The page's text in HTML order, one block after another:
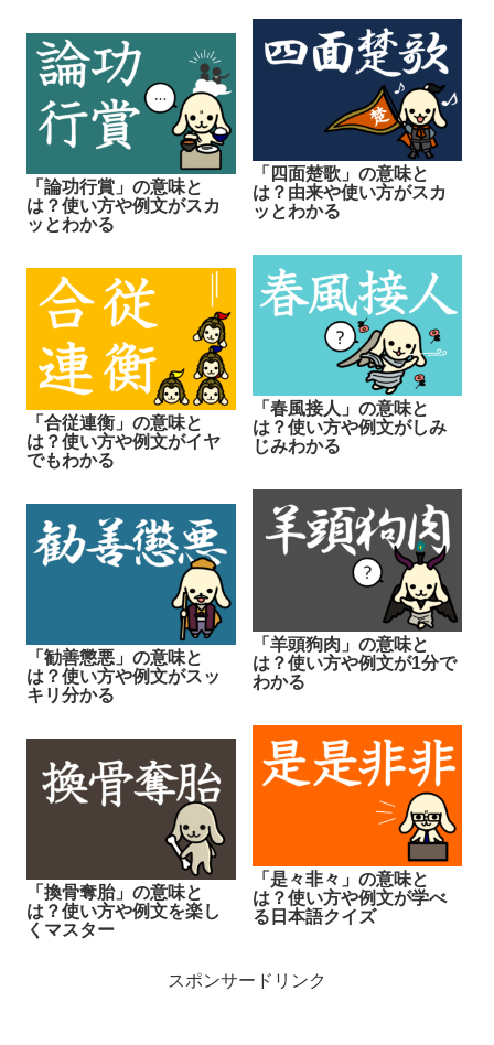
「四面楚歌」の意味と
は？由来や使い方がスカ
ッとわかる
「論功行賞」の意味と
は？使い方や例文がスカ
ッとわかる
「春風接人」の意味と
は？使い方や例文がしみ
じみわかる
「合従連衡」の意味と
は？使い方や例文がイヤ
でもわかる
「羊頭狗肉」の意味と
は？使い方や例文が1分で
わかる
「勧善懲悪」の意味と
は？使い方や例文がスッ
キリ分かる
「是々非々」の意味と
は？使い方や例文が学べ
る日本語クイズ
「換骨奪胎」の意味と
は？使い方や例文を楽し
くマスター
スポンサードリンク